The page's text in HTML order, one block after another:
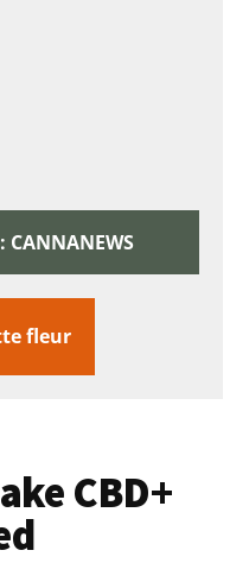
CANNANEWS
fleur
CBD+